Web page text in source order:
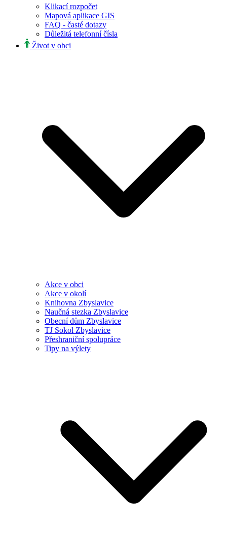
Klikací rozpočet
Mapová aplikace GIS
FAQ - časté dotazy
Důležitá telefonní čísla
Život v obci
Akce v obci
Akce v okolí
Knihovna Zbyslavice
Naučná stezka Zbyslavice
Obecní dům Zbyslavice
TJ Sokol Zbyslavice
Přeshraniční spolupráce
Tipy na výlety